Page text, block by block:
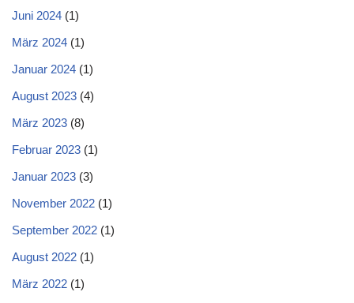
Juni 2024 (1)
März 2024 (1)
Januar 2024 (1)
August 2023 (4)
März 2023 (8)
Februar 2023 (1)
Januar 2023 (3)
November 2022 (1)
September 2022 (1)
August 2022 (1)
März 2022 (1)